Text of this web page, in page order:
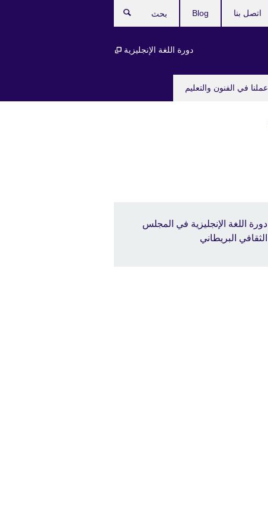
عملنا في الفنون والتعليم
دورة اللغة الإنجليزية
اتصل بنا Blog
دورة اللغة الإنجليزية في المجلس
الثقافي البريطاني